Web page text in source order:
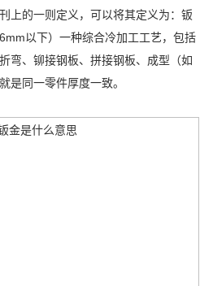
上的一则定义，可以将其定义为：钣
以下）一种综合冷加工工艺，包括
弯、铆接钢板、拼接钢板、成型（如
是同一零件厚度一致。